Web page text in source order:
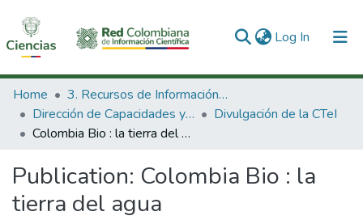
Log In (current)
Communities & Collections
All of DSpace
Home
3. Recursos de Información Científica y Tecnológica
Dirección de Capacidades y Divulgación de la CTeI
Divulgación de la CTeI
Colombia Bio : la tierra del agua
Publication: Colombia Bio : la
tierra del agua